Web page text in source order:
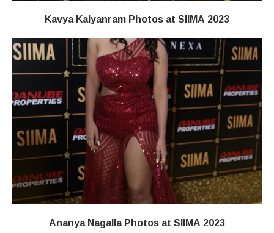
Kavya Kalyanram Photos at SIIMA 2023
Ananya Nagalla Photos at SIIMA 2023